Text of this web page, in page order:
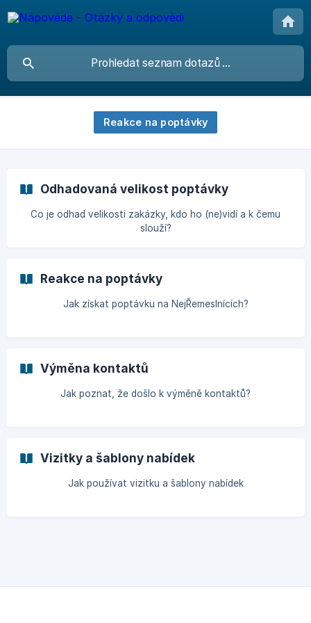
Reakce na poptávky
Odhadovaná velikost poptávky
Co je odhad velikosti zakázky, kdo ho (ne)vidí a k čemu
slouží?
Reakce na poptávky
Jak získat poptávku na NejŘemeslnících?
Výměna kontaktů
Jak poznat, že došlo k výměně kontaktů?
Vizitky a šablony nabídek
Jak používat vizitku a šablony nabídek